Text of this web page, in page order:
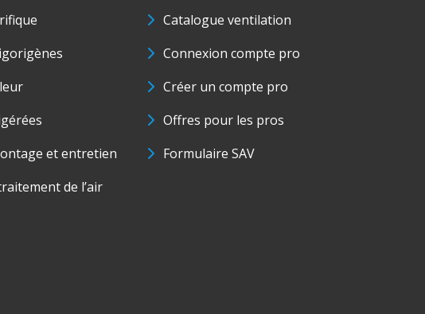
et entretien
de l’air
Catalogue ventilation
Connexion compte pro
Créer un compte pro
Offres pour les pros
Formulaire SAV